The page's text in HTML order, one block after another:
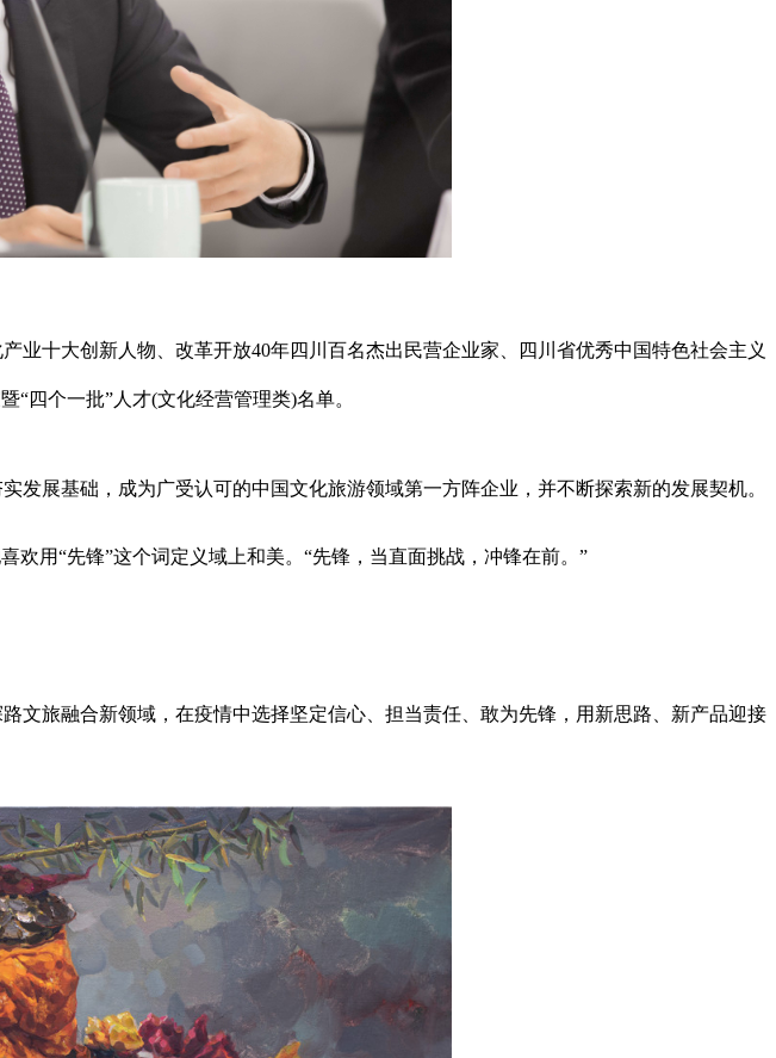
十大创新人物、改革开放40年四川百名杰出民营企业家、四川省优秀中国特色社会主义
“四个一批”人才(文化经营管理类)名单。
展基础，成为广受认可的中国文化旅游领域第一方阵企业，并不断探索新的发展契机。
用“先锋”这个词定义域上和美。“先锋，当直面挑战，冲锋在前。”
旅融合新领域，在疫情中选择坚定信心、担当责任、敢为先锋，用新思路、新产品迎接